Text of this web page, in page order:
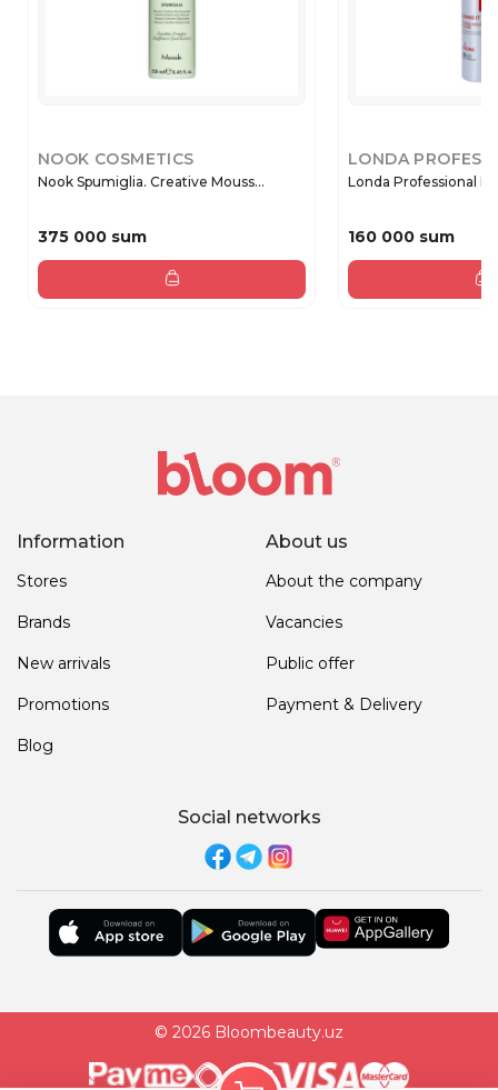
NOOK COSMETICS
Nook Spumiglia. Creative Mouss...
375 000 sum
LONDA
Londa Professional
160 000 sum
Information
Stores
Brands
New arrivals
Promotions
Blog
About us
About the company
Vacancies
Public offer
Payment & Delivery
Social networks
© 2026 Bloombeauty.uz